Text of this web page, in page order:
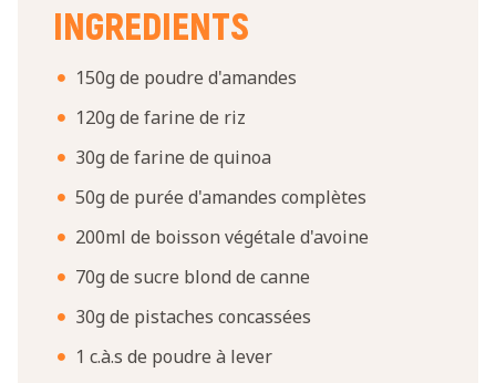
INGREDIENTS
150g de poudre d'amandes
120g de farine de riz
30g de farine de quinoa
50g de purée d'amandes complètes
200ml de boisson végétale d'avoine
70g de sucre blond de canne
30g de pistaches concassées
1 c.à.s de poudre à lever